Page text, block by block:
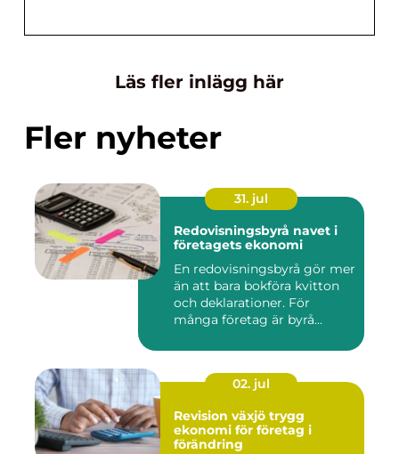
Läs fler inlägg här
Fler nyheter
31. jul
Redovisningsbyrå navet i
företagets ekonomi
En redovisningsbyrå gör mer
än att bara bokföra kvitton
och deklarationer. För
många företag är byrå...
02. jul
Revision växjö trygg
ekonomi för företag i
förändring